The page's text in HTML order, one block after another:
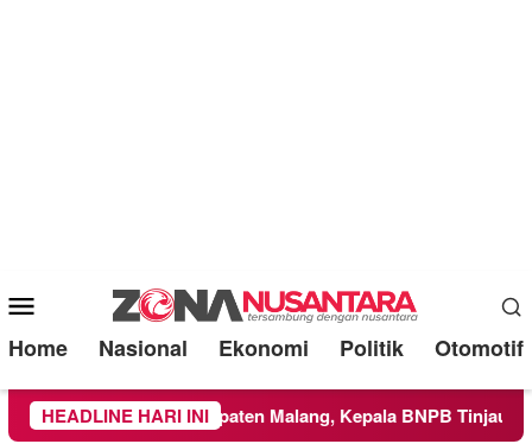
Mobile
Menu
Home Nasional Ekonomi Politik Otomotif
HEADLINE HARI INI
Kabupaten Malang, Kepala BNPB Tinjau Langsung